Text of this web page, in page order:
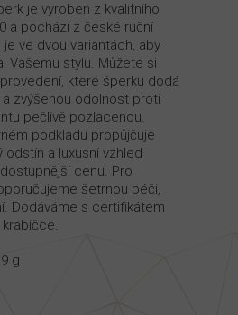
je vyroben z kvalitního
a pochází z české ruční
ve dvou variantách, aby
Vašemu stylu. Můžete si
které šperku dodá
zvýšenou odolnost proti
pečlivě pozlacenou.
podkladu propůjčuje
odstín a luxusní vzhled
cenu. Pro
šetrnou péči,
Dodáváme s certifikátem
g